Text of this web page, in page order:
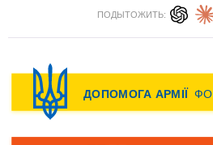
ПОДЫТОЖИТЬ: